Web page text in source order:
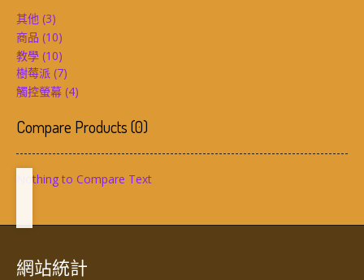
其他 (3)
商品 (10)
教學 (10)
樹莓派 (7)
觸控螢幕 (4)
Compare Products(0)
Nothing to Compare Text
網站統計